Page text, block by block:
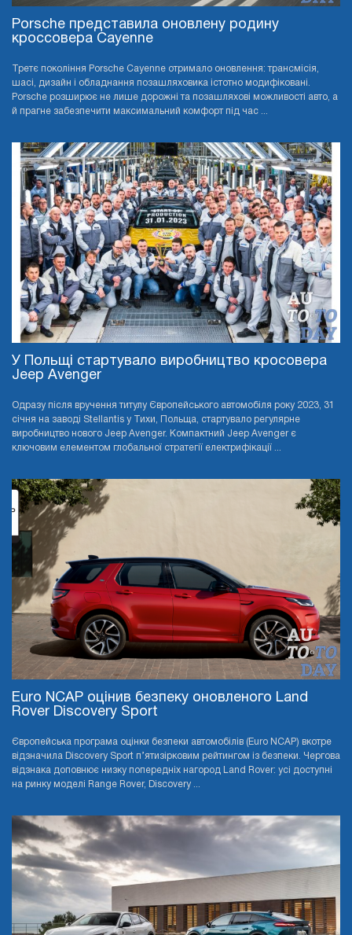
Porsche представила оновлену родину
кроссовера Cayenne
Третє покоління Porsche Cayenne отримало оновлення: трансмісія,
шасі, дизайн і обладнання позашляховика істотно модифіковані.
Porsche розширює не лише дорожні та позашляхові можливості авто, а
й прагне забезпечити максимальний комфорт під час ...
У Польщі стартувало виробництво кросовера
Jeep Avenger
Одразу після вручення титулу Європейського автомобіля року 2023, 31
січня на заводі Stellantis у Тихи, Польща, стартувало регулярне
виробництво нового Jeep Avenger. Компактний Jeep Avenger є
ключовим елементом глобальної стратегії електрифікації ...
Euro NCAP оцінив безпеку оновленого Land
Rover Discovery Sport
Європейська програма оцінки безпеки автомобілів (Euro NCAP) вкотре
відзначила Discovery Sport п’ятизірковим рейтингом із безпеки. Чергова
відзнака доповнює низку попередніх нагород Land Rover: усі доступні
на ринку моделі Range Rover, Discovery ...